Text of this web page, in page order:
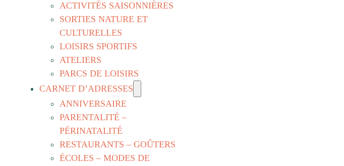
ACTIVITÉS SAISONNIÈRES
SORTIES NATURE ET
CULTURELLES
LOISIRS SPORTIFS
ATELIERS
PARCS DE LOISIRS
CARNET D’ADRESSES
ANNIVERSAIRE
PARENTALITÉ –
PÉRINATALITÉ
RESTAURANTS – GOÛTERS
ÉCOLES – MODES DE